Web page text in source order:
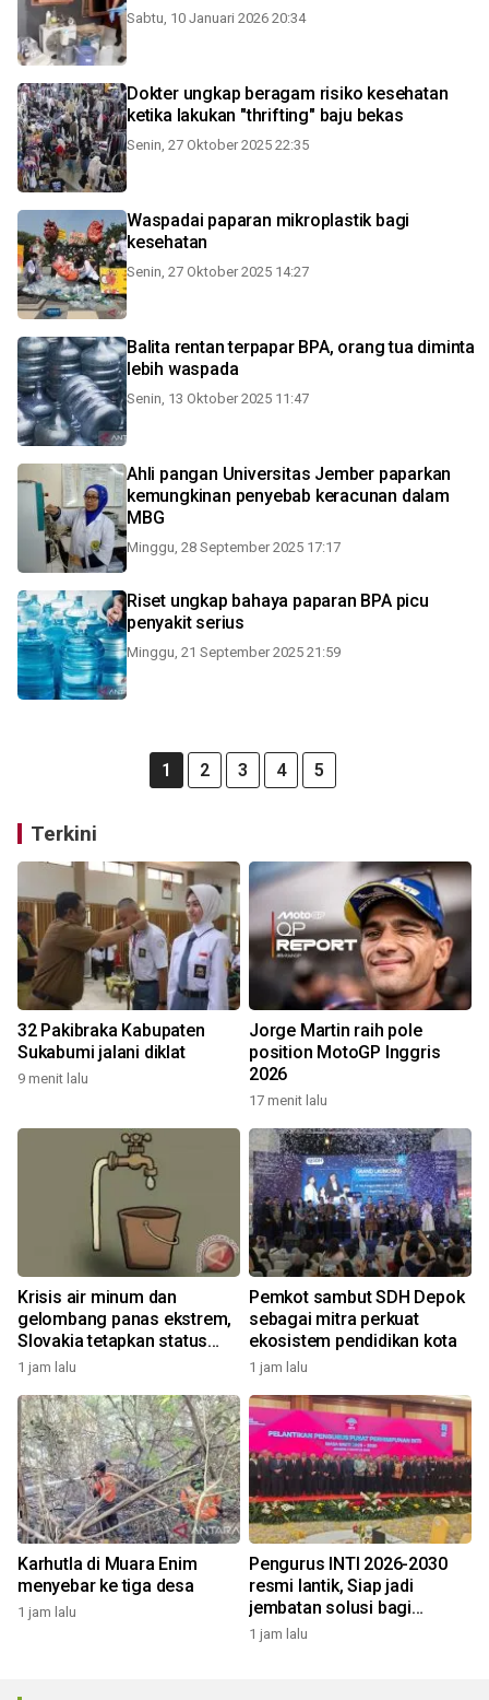
Sabtu, 10 Januari 2026 20:34
Dokter ungkap beragam risiko kesehatan
ketika lakukan "thrifting" baju bekas
Senin, 27 Oktober 2025 22:35
Waspadai paparan mikroplastik bagi
kesehatan
Senin, 27 Oktober 2025 14:27
Balita rentan terpapar BPA, orang tua diminta
lebih waspada
Senin, 13 Oktober 2025 11:47
Ahli pangan Universitas Jember paparkan
kemungkinan penyebab keracunan dalam
MBG
Minggu, 28 September 2025 17:17
Riset ungkap bahaya paparan BPA picu
penyakit serius
Minggu, 21 September 2025 21:59
1 2 3 4 5
Terkini
32 Pakibraka Kabupaten
Sukabumi jalani diklat
9 menit lalu
Jorge Martin raih pole
position MotoGP Inggris
2026
17 menit lalu
Krisis air minum dan
gelombang panas ekstrem,
Slovakia tetapkan status
darurat
1 jam lalu
Pemkot sambut SDH Depok
sebagai mitra perkuat
ekosistem pendidikan kota
1 jam lalu
Karhutla di Muara Enim
menyebar ke tiga desa
1 jam lalu
Pengurus INTI 2026-2030
resmi lantik, Siap jadi
jembatan solusi bagi
persoalan bangsa
1 jam lalu